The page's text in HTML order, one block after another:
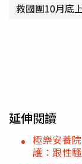
救國團10月底
延伸閱讀
極樂安養
護：跟性